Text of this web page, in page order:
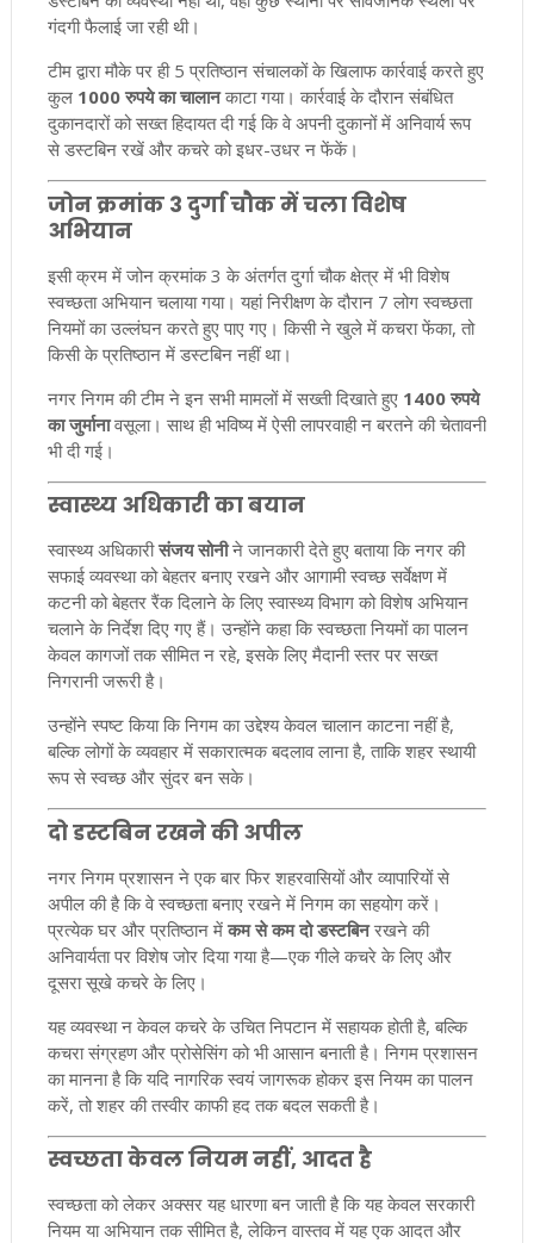
गंदगी फैलाई जा रही थी।
टीम द्वारा मौके पर ही 5 प्रतिष्ठान संचालकों के खिलाफ कार्रवाई करते हुए
कुल 1000 रुपये का चालानकाटा गया। कार्रवाई के दौरान संबंधित
दुकानदारों को सख्त हिदायत दी गई कि वे अपनी दुकानों में अनिवार्य रूप
से डस्टबिन रखें और कचरे को इधर-उधर न फेंकें।
जोन क्रमांक 3 दुर्गा चौक में चला विशेष
अभियान
इसी क्रम में जोन क्रमांक 3 के अंतर्गत दुर्गा चौक क्षेत्र में भी विशेष
स्वच्छता अभियान चलाया गया। यहां निरीक्षण के दौरान 7 लोग स्वच्छता
नियमों का उल्लंघन करते हुए पाए गए। किसी ने खुले में कचरा फेंका, तो
किसी के प्रतिष्ठान में डस्टबिन नहीं था।
नगर निगम की टीम ने इन सभी मामलों में सख्ती दिखाते हुए 1400 रुपये
का जुर्मानावसूला। साथ ही भविष्य में ऐसी लापरवाही न बरतने की चेतावनी
भी दी गई।
स्वास्थ्य अधिकारी का बयान
स्वास्थ्य अधिकारीसंजय सोनीने जानकारी देते हुए बताया कि नगर की
सफाई व्यवस्था को बेहतर बनाए रखने और आगामी स्वच्छ सर्वेक्षण में
कटनी को बेहतर रैंक दिलाने के लिए स्वास्थ्य विभाग को विशेष अभियान
चलाने के निर्देश दिए गए हैं। उन्होंने कहा कि स्वच्छता नियमों का पालन
केवल कागजों तक सीमित न रहे, इसके लिए मैदानी स्तर पर सख्त
निगरानी जरूरी है।
उन्होंने स्पष्ट किया कि निगम का उद्देश्य केवल चालान काटना नहीं है,
बल्कि लोगों के व्यवहार में सकारात्मक बदलाव लाना है, ताकि शहर स्थायी
रूप से स्वच्छ और सुंदर बन सके।
दो डस्टबिन रखने की अपील
नगर निगम प्रशासन ने एक बार फिर शहरवासियों और व्यापारियों से
अपील की है कि वे स्वच्छता बनाए रखने में निगम का सहयोग करें।
प्रत्येक घर और प्रतिष्ठान में कम से कम दो डस्टबिनरखने की
अनिवार्यता पर विशेष जोर दिया गया है—एक गीले कचरे के लिए और
दूसरा सूखे कचरे के लिए।
यह व्यवस्था न केवल कचरे के उचित निपटान में सहायक होती है, बल्कि
कचरा संग्रहण और प्रोसेसिंग को भी आसान बनाती है। निगम प्रशासन
का मानना है कि यदि नागरिक स्वयं जागरूक होकर इस नियम का पालन
करें, तो शहर की तस्वीर काफी हद तक बदल सकती है।
स्वच्छता केवल नियम नहीं, आदत है
स्वच्छता को लेकर अक्सर यह धारणा बन जाती है कि यह केवल सरकारी
नियम या अभियान तक सीमित है, लेकिन वास्तव में यह एक आदत और